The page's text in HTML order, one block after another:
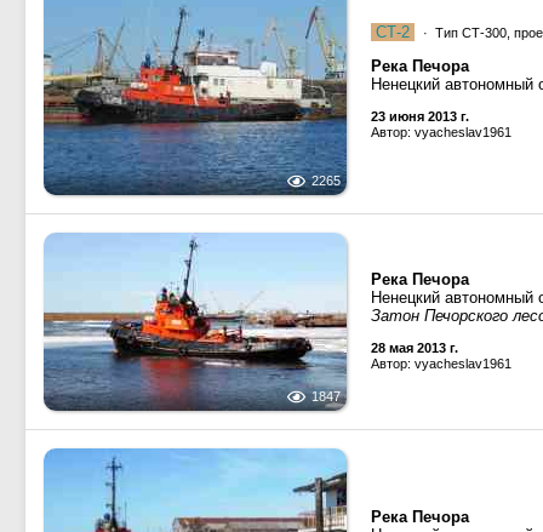
2265
СТ-2 · Тип СТ-300,
Река Печора
Ненецкий автономный
23 июня 2013 г.
Автор: vyacheslav1961
1847
Река Печора
Ненецкий автономный
Затон Печорского
28 мая 2013 г.
Автор: vyacheslav1961
Река Печора